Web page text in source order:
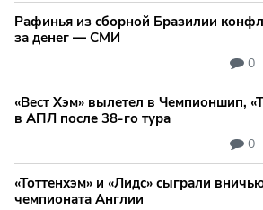
Рафинья из сборной Бразилии
за денег — СМИ
0
«Вест Хэм» вылетел в Чемпионшип,
в АПЛ после 38-го тура
0
«Тоттенхэм» и «Лидс» сыграли
чемпионата Англии